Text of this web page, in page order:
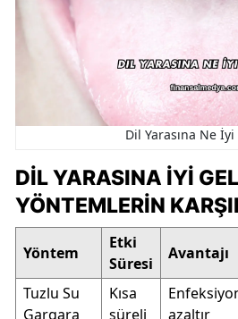
Dil Yarasına Ne
DIL YARASINA İYI
YÖNTEMLERIN
Yöntem
Etki
Süresi
Avantajı
Tuzlu Su
Gargara
Kısa
süreli
azaltır